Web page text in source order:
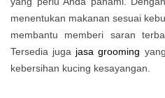
menentukan makanan sesuai
membantu memberi saran
Tersedia juga jasa grooming
kebersihan kucing kesayangan.